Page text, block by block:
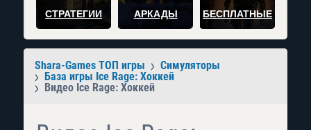
СТРАТЕГИИ АРКАДЫ БЕСПЛАТНЫЕ
Shara-Games ТОП игры
Симуляторы
База игры Ice Rage: Хоккей
Видео Ice Rage: Хоккей